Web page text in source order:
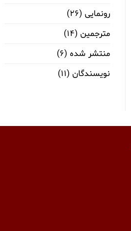
رونمایی (۲۶)
مترجمین (۱۴)
منتشر شده (۶)
نویسندگان (۱۱)